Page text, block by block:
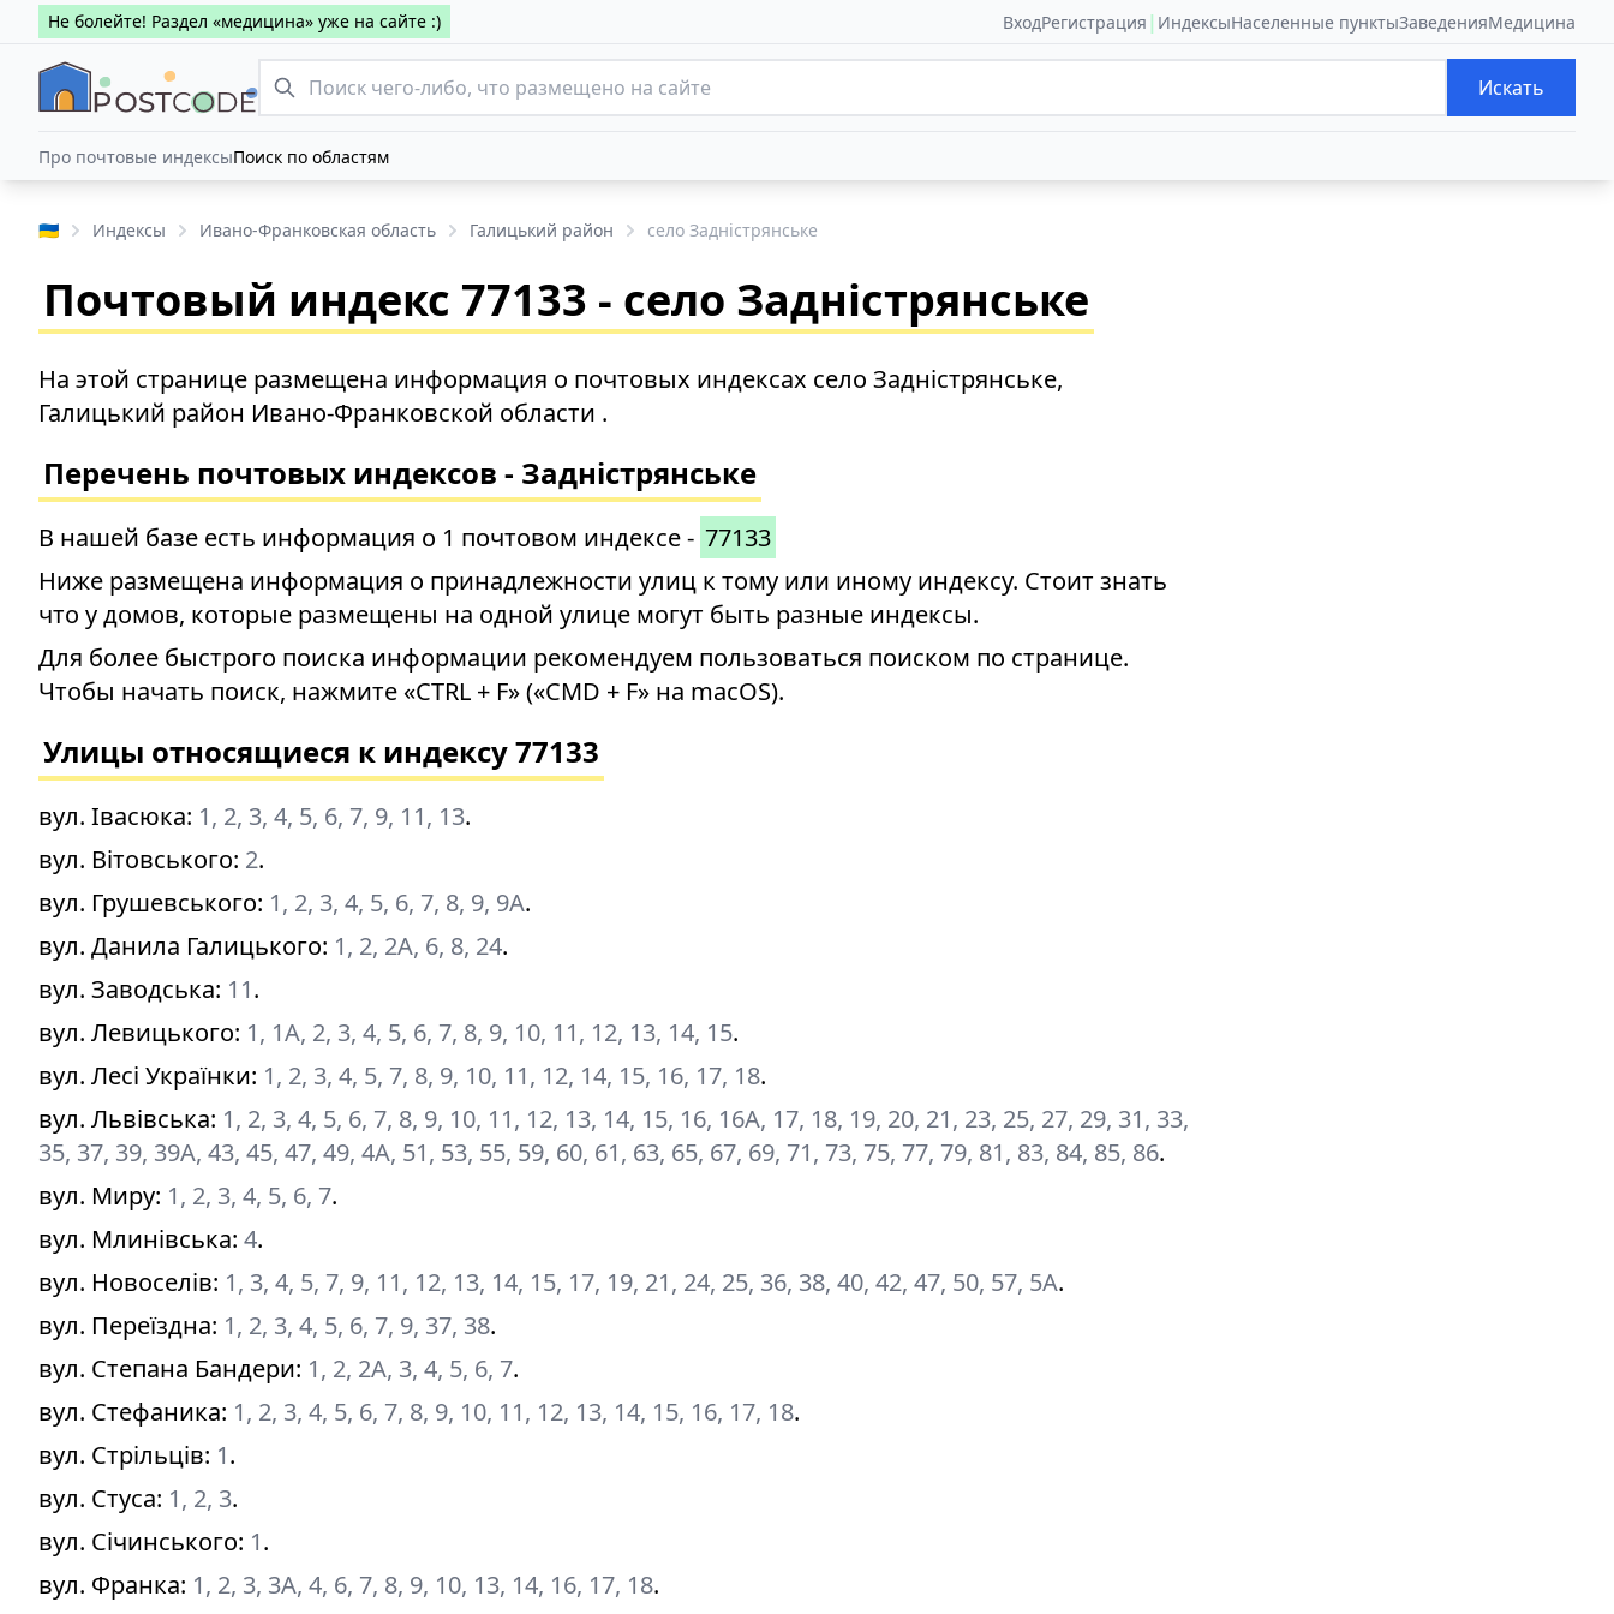
Не болейте! Раздел «медицина» уже на сайте :) ВходРегистрация | ИндексыНаселенные пунктыЗаведенияМедицина
Искать
Про почтовые индексыПоиск по областям
🇺🇦 Индексы Ивано-Франковская область Галицький район село Задністрянське
Почтовый индекс 77133 - село Задністрянське
На этой странице размещена информация о почтовых индексах село Задністрянське,
Галицький район Ивано-Франковской области .
Перечень почтовых индексов - Задністрянське
В нашей базе есть информация о 1 почтовом индексе - 77133
Ниже размещена информация о принадлежности улиц к тому или иному индексу. Стоит знать
что у домов, которые размещены на одной улице могут быть разные индексы.
Для более быстрого поиска информации рекомендуем пользоваться поиском по странице.
Чтобы начать поиск, нажмите «CTRL + F» («CMD + F» на macOS).
Улицы относящиеся к индексу 77133
вул. Івасюка: 1, 2, 3, 4, 5, 6, 7, 9, 11, 13.
вул. Вітовського: 2.
вул. Грушевського: 1, 2, 3, 4, 5, 6, 7, 8, 9, 9А.
вул. Данила Галицького: 1, 2, 2А, 6, 8, 24.
вул. Заводська: 11.
вул. Левицького: 1, 1А, 2, 3, 4, 5, 6, 7, 8, 9, 10, 11, 12, 13, 14, 15.
вул. Лесі Українки: 1, 2, 3, 4, 5, 7, 8, 9, 10, 11, 12, 14, 15, 16, 17, 18.
вул. Львівська: 1, 2, 3, 4, 5, 6, 7, 8, 9, 10, 11, 12, 13, 14, 15, 16, 16А, 17, 18, 19, 20, 21, 23, 25, 27, 29, 31, 33,
35, 37, 39, 39А, 43, 45, 47, 49, 4А, 51, 53, 55, 59, 60, 61, 63, 65, 67, 69, 71, 73, 75, 77, 79, 81, 83, 84, 85, 86.
вул. Миру: 1, 2, 3, 4, 5, 6, 7.
вул. Млинівська: 4.
вул. Новоселів: 1, 3, 4, 5, 7, 9, 11, 12, 13, 14, 15, 17, 19, 21, 24, 25, 36, 38, 40, 42, 47, 50, 57, 5А.
вул. Переїздна: 1, 2, 3, 4, 5, 6, 7, 9, 37, 38.
вул. Степана Бандери: 1, 2, 2А, 3, 4, 5, 6, 7.
вул. Стефаника: 1, 2, 3, 4, 5, 6, 7, 8, 9, 10, 11, 12, 13, 14, 15, 16, 17, 18.
вул. Стрільців: 1.
вул. Стуса: 1, 2, 3.
вул. Січинського: 1.
вул. Франка: 1, 2, 3, 3А, 4, 6, 7, 8, 9, 10, 13, 14, 16, 17, 18.